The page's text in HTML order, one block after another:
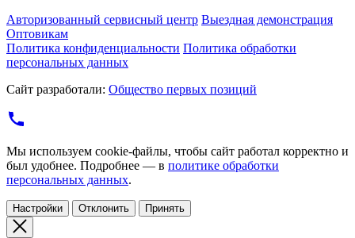
Авторизованный сервисный центр Выездная демонстрация
Оптовикам
Политика конфиденциальности Политика обработки
персональных данных
Сайт разработали: Общество первых позиций
Мы используем cookie-файлы, чтобы сайт работал корректно и
был удобнее. Подробнее — в политике обработки
персональных данных.
Настройки Отклонить Принять